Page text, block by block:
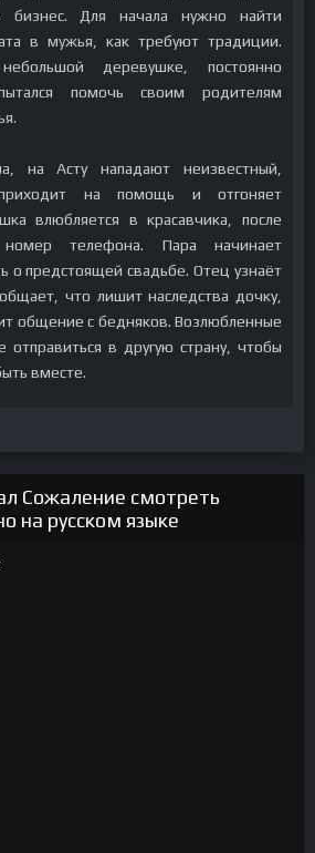
бизнес. Для начала нужно найти
в мужья, как требуют традиции.
деревушке, постоянно
помочь своим родителям
на Асту нападают неизвестный,
на помощь и отгоняет
влюбляется в красавчика, после
телефона. Пара начинает
о предстоящей свадьбе. Отец узнаёт
что лишит наследства дочку,
общение с бедняков. Возлюбленные
в другую страну, чтобы
вместе.
Сожаление смотреть
на русском языке